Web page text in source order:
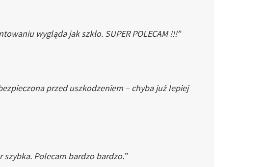
wygląda jak szkło. SUPER POLECAM !!!”
przed uszkodzeniem – chyba już lepiej
szybka. Polecam bardzo bardzo.”